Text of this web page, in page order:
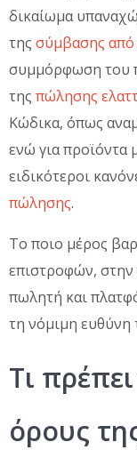
δικαίωμα
της σύμβασης
συμμόρφωση του
της πώλησης
Κώδικα, όπως
ενώ για προϊόντα
ειδικότεροι
πώλησης.
Το ποιο μέρος
επιστροφών, στην
πωλητή και
τη νόμιμη ευθύνη
Τι
όρους